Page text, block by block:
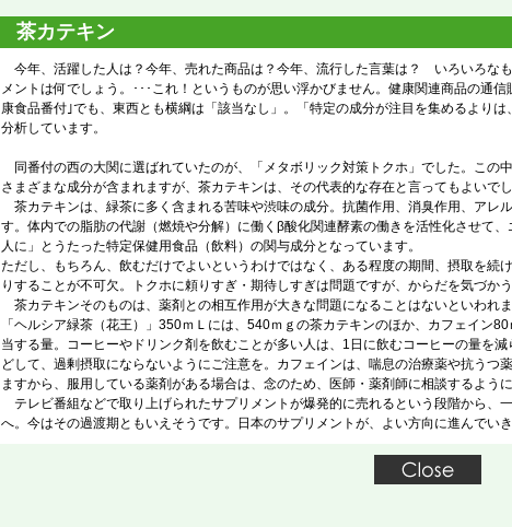
茶カテキン
今年、活躍した人は？今年、売れた商品は？今年、流行した言葉は？ いろいろな
メントは何でしょう。･･･これ！というものが思い浮かびません。健康関連商品の通
康食品番付｣でも、東西とも横綱は「該当なし」。「特定の成分が注目を集めるより
分析しています。
同番付の西の大関に選ばれていたのが、「メタボリック対策トクホ」でした。この
さまざまな成分が含まれますが、茶カテキンは、その代表的な存在と言ってもよいでし
茶カテキンは、緑茶に多く含まれる苦味や渋味の成分。抗菌作用、消臭作用、アレ
す。体内での脂肪の代謝（燃焼や分解）に働くβ酸化関連酵素の働きを活性化させて
人に」とうたった特定保健用食品（飲料）の関与成分となっています。
ただし、もちろん、飲むだけでよいというわけではなく、ある程度の期間、摂取を続
りすることが不可欠。トクホに頼りすぎ・期待しすぎは問題ですが、からだを気づか
茶カテキンそのものは、薬剤との相互作用が大きな問題になることはないといわれ
「ヘルシア緑茶（花王）」350ｍＬには、540ｍｇの茶カテキンのほか、カフェイン
当する量。コーヒーやドリンク剤を飲むことが多い人は、1日に飲むコーヒーの量を
どして、過剰摂取にならないようにご注意を。カフェインは、喘息の治療薬や抗うつ
ますから、服用している薬剤がある場合は、念のため、医師・薬剤師に相談するように
テレビ番組などで取り上げられたサプリメントが爆発的に売れるという段階から、
へ。今はその過渡期ともいえそうです。日本のサプリメントが、よい方向に進んでいき